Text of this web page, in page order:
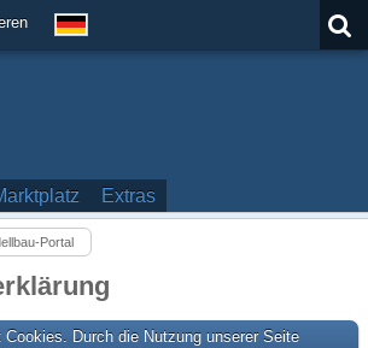
Extras
Portal
Cookies. Durch die Nutzung unserer Seite